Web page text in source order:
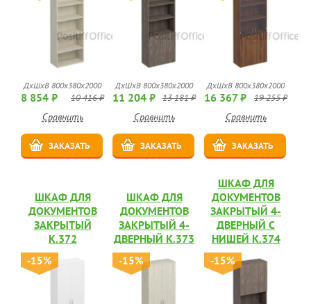
ДхШхВ 800x380x2000
8 854 ₽ 10 416 ₽
Сравнить
ЗАКАЗАТЬ
ДхШхВ 800x380x2000
11 204 ₽ 13 181 ₽
Сравнить
ЗАКАЗАТЬ
ДхШхВ 800x380x2000
16 367 ₽ 19 255 ₽
Сравнить
ЗАКАЗАТЬ
ШКАФ ДЛЯ
ДОКУМЕНТОВ
ЗАКРЫТЫЙ
К.372
-15%
ШКАФ ДЛЯ
ДОКУМЕНТОВ
ЗАКРЫТЫЙ 4-
ДВЕРНЫЙ К.373
-15%
ШКАФ ДЛЯ
ДОКУМЕНТОВ
ЗАКРЫТЫЙ 4-
ДВЕРНЫЙ С
НИШЕЙ К.374
-15%